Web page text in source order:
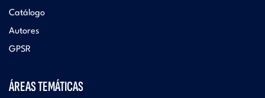
Catálogo
Autores
GPSR
ÁREAS TEMÁTICAS